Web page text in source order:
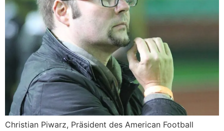
Christian Piwarz, Präsident des American Football